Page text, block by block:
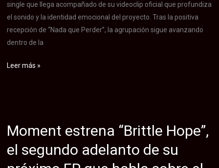
agrupación
estadounidense
Esses
single que llega acompañado de su videoclip oficial que profundiza
el sonido y la identidad emocional del proyecto. Tras la positiva
recepción de “Nada que Perder”, la agrupación sigue avanzando
dentro de la
Animal
nuevo
y
Leer más »
Moment estrena “Brittle Hope”,
el segundo adelanto de su